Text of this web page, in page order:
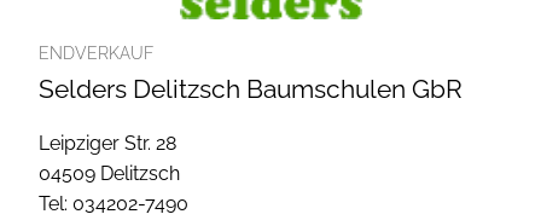
ENDVERKAUF
Selders Delitzsch Baumschulen GbR
Leipziger Str. 28
04509 Delitzsch
Tel: 034202-7490